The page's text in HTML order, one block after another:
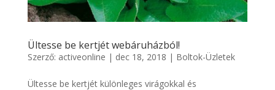
Ültesse be kertjét webáruházból!
Szerző: activeonline | dec 18, 2018 | Boltok-Üzletek
Ültesse be kertjét különleges virágokkal és